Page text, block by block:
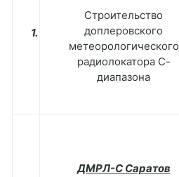
1.
Строительство
доплеровского
метеорологического
радиолокатора С-
диапазона
ДМРЛ-С Саратов